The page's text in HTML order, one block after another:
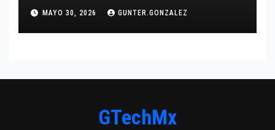
MAYO 30, 2026 GUNTER.GONZALEZ
GTechMx